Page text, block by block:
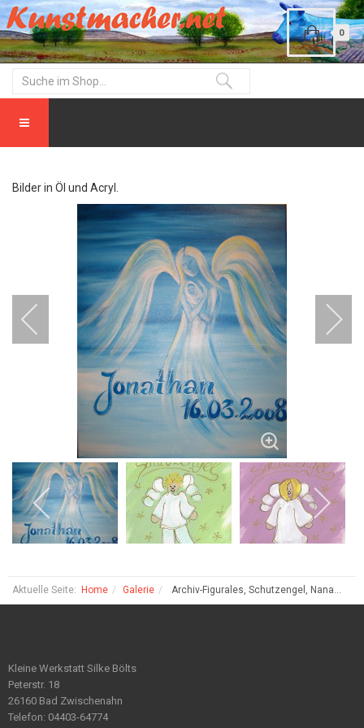
0
Bilder in Öl und Acryl.
Aktuelle Seite: Home Galerie Archiv-Figurales, Schutzengel, Nana...
Kleine Werkstatt Silke Bölts
Peterstr. 18
26160 Bad Zwischenahn
Telefon: 04403-64774